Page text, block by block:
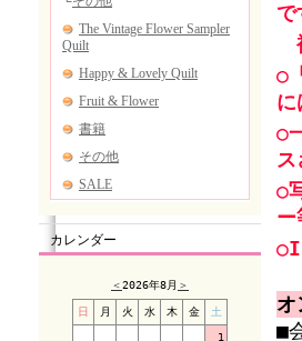
カレンダー
＜2026年8月 ＞
日 月 火 水 木 金 土
1
で
○
に
○
ス
○
ー
オ
■